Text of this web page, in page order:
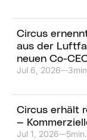
Circus
aus der
neuen Co-
Jul 6, 2026—3
Circus erhält
—
Jul 1, 2026—5